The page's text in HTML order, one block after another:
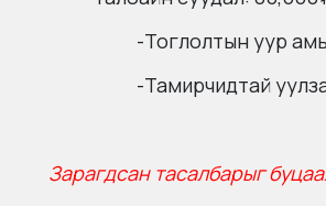
-Тоглолтын уур
-Тамирчидтай
Зарагдсан тасалбарыг